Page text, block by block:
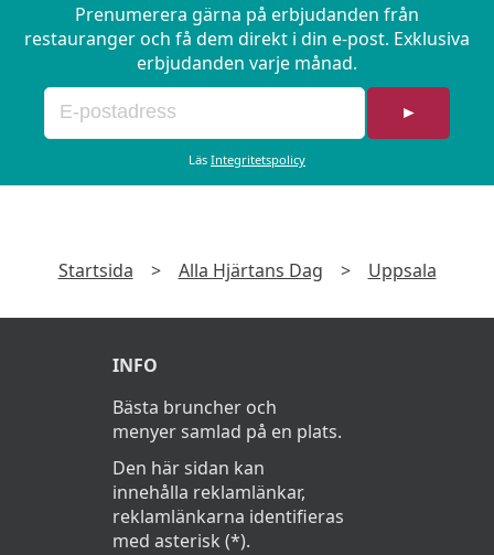
Prenumerera gärna på erbjudanden från
restauranger och få dem direkt i din e-post. Exklusiva
erbjudanden varje månad.
►
Läs Integritetspolicy
Startsida > Alla Hjärtans Dag > Uppsala
INFO
Bästa bruncher och
menyer samlad på en plats.
Den här sidan kan
innehålla reklamlänkar,
reklamlänkarna identifieras
med asterisk (*).